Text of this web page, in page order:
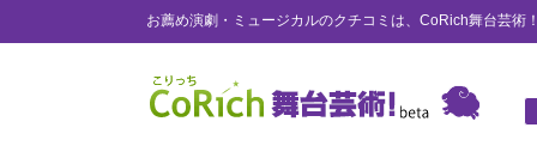
お薦め演劇・ミュージカルのクチコミは、CoRich舞台芸術